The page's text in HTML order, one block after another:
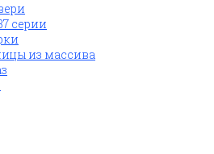
серии
из массива